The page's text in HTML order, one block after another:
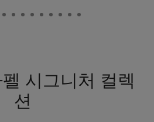
시그니처 컬렉
션